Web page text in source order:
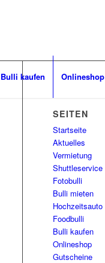
Bulli kaufen Onlineshop
SEITEN
Startseite
Aktuelles
Vermietung
Shuttleservice
Fotobulli
Bulli mieten
Hochzeitsauto
Foodbulli
Bulli kaufen
Onlineshop
Gutscheine